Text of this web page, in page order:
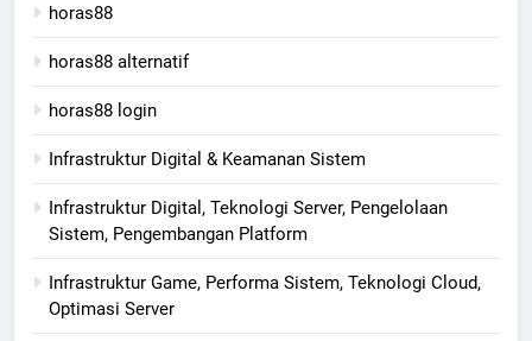
horas88
horas88 alternatif
horas88 login
Infrastruktur Digital & Keamanan Sistem
Infrastruktur Digital, Teknologi Server, Pengelolaan
Sistem, Pengembangan Platform
Infrastruktur Game, Performa Sistem, Teknologi Cloud,
Optimasi Server